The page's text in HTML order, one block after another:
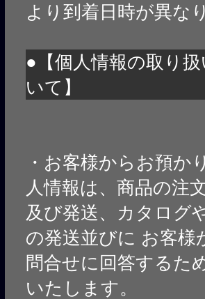
より到着日時が異な
●【個人情報の取り
いて】
・お客様からお預か
人情報は、商品の注
及び発送、カタログ
の発送並びに お客様
問合せに回答するた
いたします。